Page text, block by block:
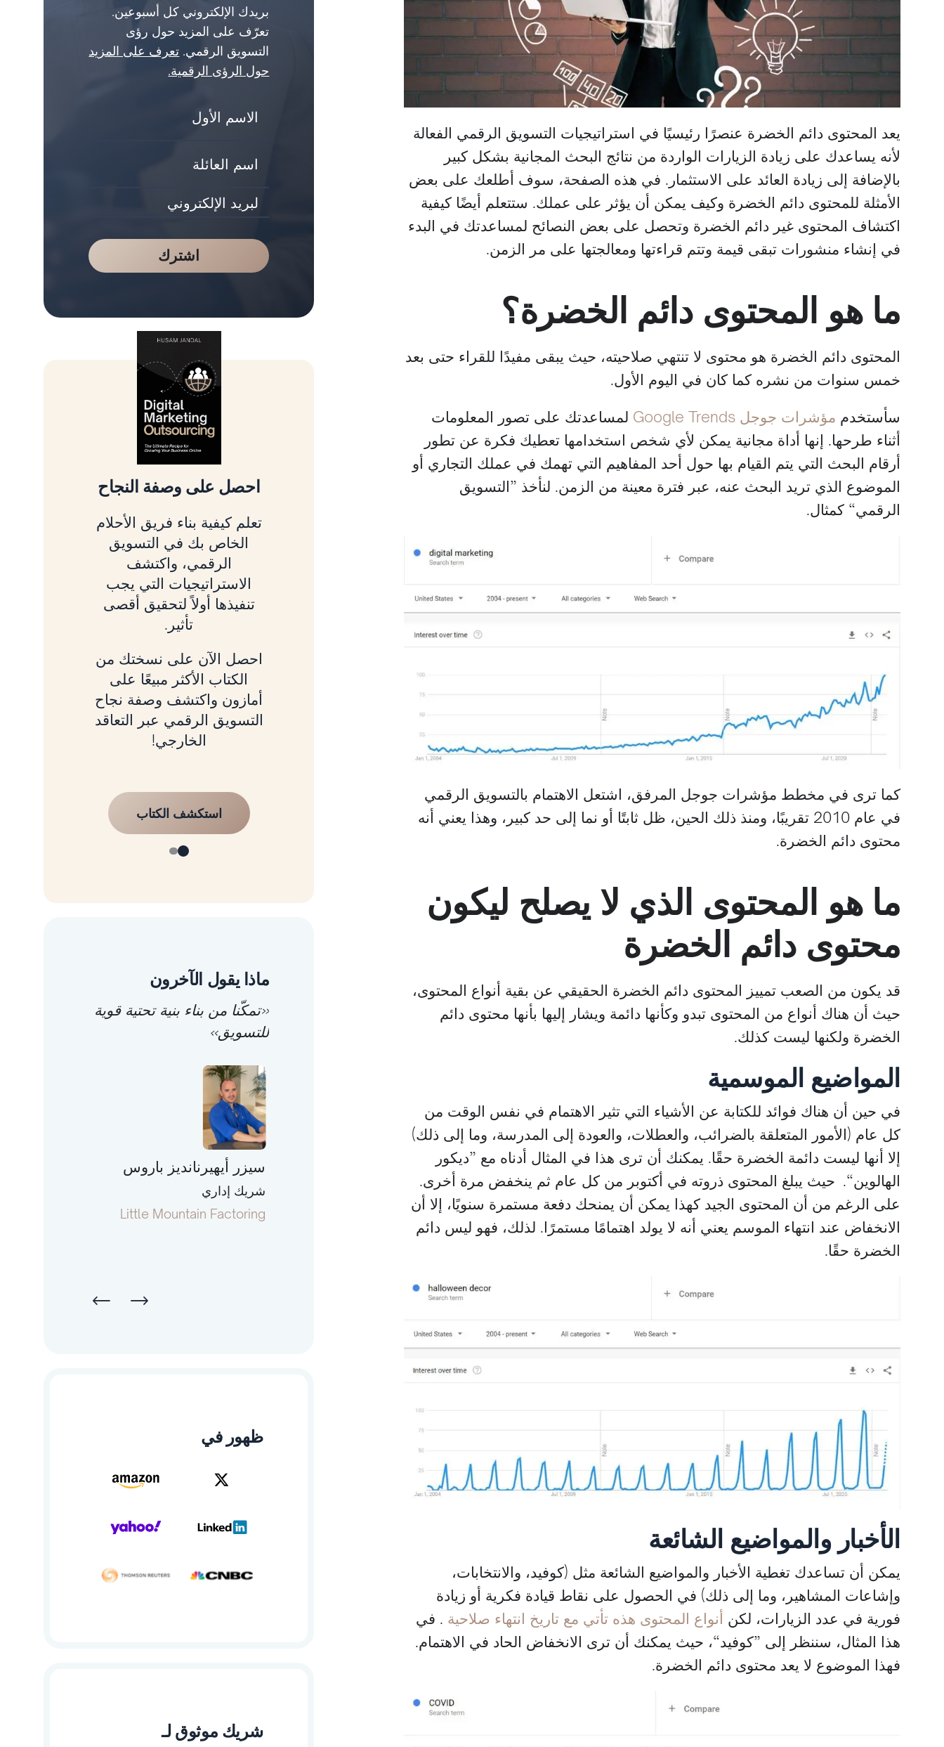
يعد المحتوى دائم الخضرة عنصرًا رئيسيًا في استراتيجيات التسويق الرقمي الفعالة
لأنه يساعدك على زيادة الزيارات الواردة من نتائج البحث المجانية بشكل كبير
بالإضافة إلى زيادة العائد على الاستثمار. في هذه الصفحة، سوف أطلعك على بعض
الأمثلة للمحتوى دائم الخضرة وكيف يمكن أن يؤثر على عملك. ستتعلم أيضًا كيفية
اكتشاف المحتوى غير دائم الخضرة وتحصل على بعض النصائح لمساعدتك في البدء
في إنشاء منشورات تبقى قيمة وتتم قراءتها ومعالجتها على مر الزمن.
ما هو المحتوى دائم الخضرة؟
المحتوى دائم الخضرة هو محتوى لا تنتهي صلاحيته، حيث يبقى مفيدًا للقراء حتى بعد
خمس سنوات من نشره كما كان في اليوم الأول.
سأستخدم مؤشرات جوجل Google Trends
لمساعدتك على تصور المعلومات
أثناء طرحها. إنها أداة مجانية يمكن لأي شخص استخدامها تعطيك فكرة عن تطور
أرقام البحث التي يتم القيام بها حول أحد المفاهيم التي تهمك في عملك التجاري أو
الموضوع الذي تريد البحث عنه، عبر فترة معينة من الزمن. لنأخذ ”التسويق
الرقمي“ كمثال.
كما ترى في مخطط مؤشرات جوجل المرفق، اشتعل الاهتمام بالتسويق الرقمي
في عام 2010 تقريبًا، ومنذ ذلك الحين، ظل ثابتًا أو نما إلى حد كبير، وهذا يعني أنه
محتوى دائم الخضرة.
ما هو المحتوى الذي لا يصلح ليكون
محتوى دائم الخضرة
قد يكون من الصعب تمييز المحتوى دائم الخضرة الحقيقي عن بقية أنواع المحتوى،
حيث أن هناك أنواع من المحتوى تبدو وكأنها دائمة ويشار إليها بأنها محتوى دائم
الخضرة ولكنها ليست كذلك.
المواضيع الموسمية
في حين أن هناك فوائد للكتابة عن الأشياء التي تثير الاهتمام في نفس الوقت من
كل عام (الأمور المتعلقة بالضرائب، والعطلات، والعودة إلى المدرسة، وما إلى ذلك)
إلا أنها ليست دائمة الخضرة حقًا. يمكنك أن ترى هذا في المثال أدناه مع ”ديكور
الهالوين“. حيث يبلغ المحتوى ذروته في أكتوبر من كل عام ثم ينخفض مرة أخرى.
على الرغم من أن المحتوى الجيد كهذا يمكن أن يمنحك دفعة مستمرة سنويًا، إلا أن
الانخفاض عند انتهاء الموسم يعني أنه لا يولد اهتمامًا مستمرًا. لذلك، فهو ليس دائم
الخضرة حقًا.
الأخبار والمواضيع الشائعة
يمكن أن تساعدك تغطية الأخبار والمواضيع الشائعة مثل (كوفيد، والانتخابات،
وإشاعات المشاهير، وما إلى ذلك) في الحصول على نقاط قيادة فكرية أو زيادة
فورية في عدد الزيارات، لكن أنواع المحتوى هذه تأتي مع تاريخ انتهاء صلاحية . في
هذا المثال، سننظر إلى ”كوفيد“، حيث يمكنك أن ترى الانخفاض الحاد في الاهتمام.
فهذا الموضوع لا يعد محتوى دائم الخضرة.
بريدك الإلكتروني كل أسبوعين.
تعرّف على المزيد حول رؤى
التسويق الرقمي. تعرف على المزيد
حول الرؤى الرقمية.
اشترك
احصل على وصفة النجاح
تعلم كيفية بناء فريق الأحلام
الخاص بك في التسويق
الرقمي، واكتشف
الاستراتيجيات التي يجب
تنفيذها أولاً لتحقيق أقصى
تأثير.
احصل الآن على نسختك من
الكتاب الأكثر مبيعًا على
أمازون واكتشف وصفة نجاح
التسويق الرقمي عبر التعاقد
الخارجي!
استكشف الكتاب
ماذا يقول الآخرون
«تمكّنا من بناء بنية تحتية قوية
للتسويق»
سيزر أيهيرنانديز باروس
شريك إداري
Little Mountain Factoring
جابرييلا كارفاخال
مدير عام
Little Mountain Factoring
أليخاندرو بيرازا
رئيس
أزالين كابيتال
أنتوني فولمر
مدير تسويق
Integrity Factoring
ظهور في
شريك موثوق لـ